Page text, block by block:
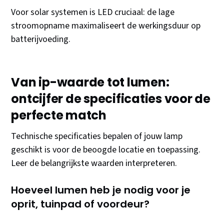
Voor solar systemen is LED cruciaal: de lage
stroomopname maximaliseert de werkingsduur op
batterijvoeding.
Van ip-waarde tot lumen:
ontcijfer de specificaties voor de
perfecte match
Technische specificaties bepalen of jouw lamp
geschikt is voor de beoogde locatie en toepassing.
Leer de belangrijkste waarden interpreteren.
Hoeveel lumen heb je nodig voor je
oprit, tuinpad of voordeur?